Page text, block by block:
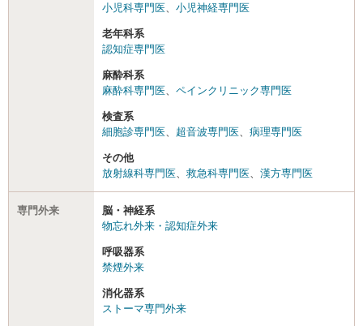
小児科専門医
小児神経専門医
老年科系
認知症専門医
麻酔科系
麻酔科専門医
ペインクリニック専門医
検査系
細胞診専門医
超音波専門医 病理専門医
その他
放射線科専門医
救急科専門医 漢方専門医
専門外来
脳・神経系
物忘れ外来・認知症外来
呼吸器系
禁煙外来
消化器系
ストーマ専門外来